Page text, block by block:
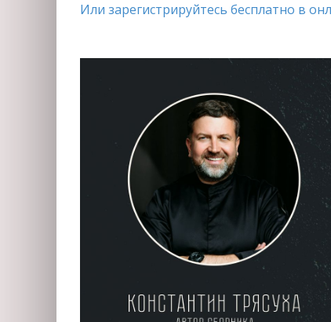
Или зарегистрируйтесь бесплатно в